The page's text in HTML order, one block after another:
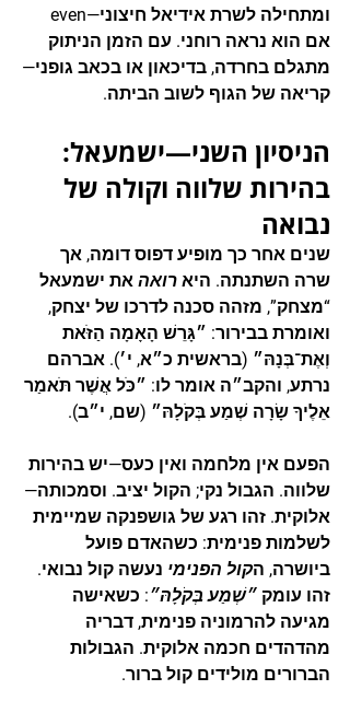
אם הוא נראה רוחני. עם הזמן הניתוק
מתגלם בחרדה, בדיכאון או בכאב גופני—
קריאה של הגוף לשוב הביתה.
הניסיון השני—ישמעאל:
בהירות שלווה וקולה של
נבואה
שנים אחר כך מופיע דפוס דומה, אך
שרה השתנתה. היא רואה את ישמעאל
“מצחק”, מזהה סכנה לדרכו של יצחק,
ואומרת בבירור: ״גָּרֵשׁ הָאָמָה הַזֹּאת
וְאֶת־בְּנָהּ״ (בראשית כ״א, י׳). אברהם
נרתע, והקב״ה אומר לו: ״כֹּל אֲשֶׁר תֹּאמַר
אֵלֶיךָ שָׂרָה שְׁמַע בְּקֹלָהּ״ (שם, י״ב).
הפעם אין מלחמה ואין כעס—יש בהירות
שלווה. הגבול נקי; הקול יציב. וסמכותה—
אלוקית. זהו רגע של גושפנקה שמיימית
לשלמות פנימית: כשהאדם פועל
ביושרה, הקול הפנימי נעשה קול נבואי.
זהו עומק ״שְׁמַע בְּקֹלָהּ״: כשאישה
מגיעה להרמוניה פנימית, דבריה
מהדהדים חכמה אלוקית. הגבולות
הברורים מולידים קול ברור.